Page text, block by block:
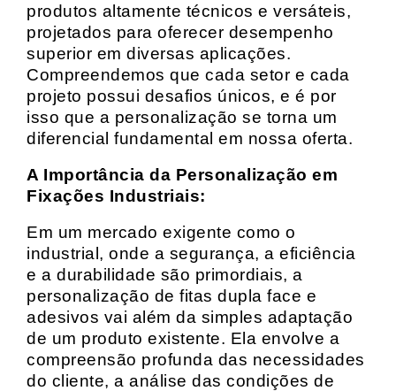
produtos altamente técnicos e versáteis,
projetados para oferecer desempenho
superior em diversas aplicações.
Compreendemos que cada setor e cada
projeto possui desafios únicos, e é por
isso que a personalização se torna um
diferencial fundamental em nossa oferta.
A Importância da Personalização em
Fixações Industriais:
Em um mercado exigente como o
industrial, onde a segurança, a eficiência
e a durabilidade são primordiais, a
personalização de fitas dupla face e
adesivos vai além da simples adaptação
de um produto existente. Ela envolve a
compreensão profunda das necessidades
do cliente, a análise das condições de